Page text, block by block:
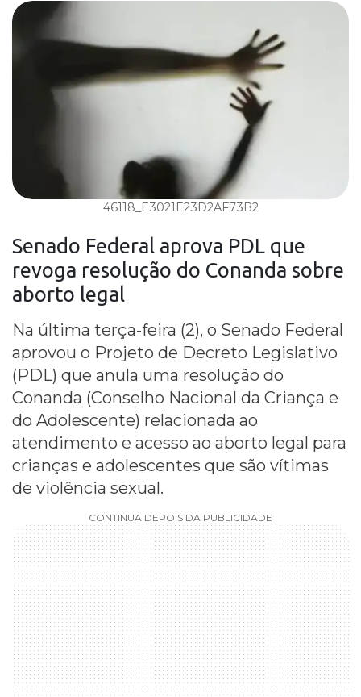
46118_E3021E23D2AF73B2
Senado Federal aprova PDL que
revoga resolução do Conanda sobre
aborto legal
Na última terça-feira (2), o Senado Federal
aprovou o Projeto de Decreto Legislativo
(PDL) que anula uma resolução do
Conanda (Conselho Nacional da Criança e
do Adolescente) relacionada ao
atendimento e acesso ao aborto legal para
crianças e adolescentes que são vítimas
de violência sexual.
CONTINUA DEPOIS DA PUBLICIDADE